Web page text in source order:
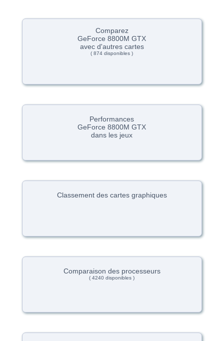
Comparez
GeForce 8800M GTX
avec d'autres cartes
( 874 disponibles )
Performances
GeForce 8800M GTX
dans les jeux
Classement des cartes graphiques
Comparaison des processeurs
( 4240 disponibles )